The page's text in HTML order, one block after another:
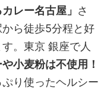
レー名古屋」 さ
ら徒歩5分程と好
。東京 銀座で人
小麦粉は不使用！
り使ったヘルシー